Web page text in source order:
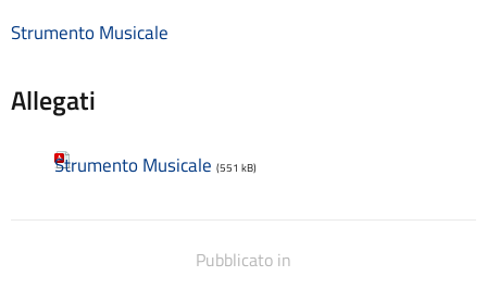
Consulenti e collaboratori
Contatti
Contrattazione integrativa
Corsi
D.S.G.A.
Strumento Musicale
Allegati
Strumento Musicale (551 kB)
Pubblicato in